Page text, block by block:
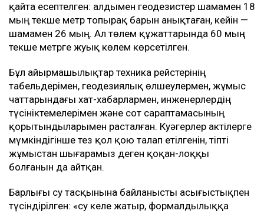
қайта есептелген: алдымен геодезистер шамамен 18
мың текше метр топырақ барын анықтаған, кейін —
шамамен 26 мың. Ал төлем құжаттарында 60 мың
текше метрге жуық көлем көрсетілген.
Бұл айырмашылықтар техника рейстерінің
табельдерімен, геодезиялық өлшеулермен, жұмыс
чаттарындағы хат-хабарлармен, инженерлердің
түсініктемелерімен және сот сараптамасының
қорытындыларымен расталған. Куәгерлер актілерге
мүмкіндігінше тез қол қою талап етілгенін, тіпті
жұмыстан шығарамыз деген қоқан-лоққы
болғанын да айтқан.
Барлығы су тасқынына байланысты асығыстықпен
түсіндірілген: «су келе жатыр, формалдылыққа